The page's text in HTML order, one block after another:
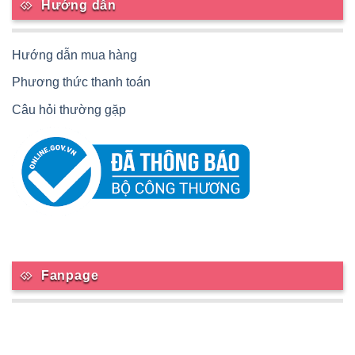
Hướng dẫn
Hướng dẫn mua hàng
Phương thức thanh toán
Câu hỏi thường gặp
Fanpage